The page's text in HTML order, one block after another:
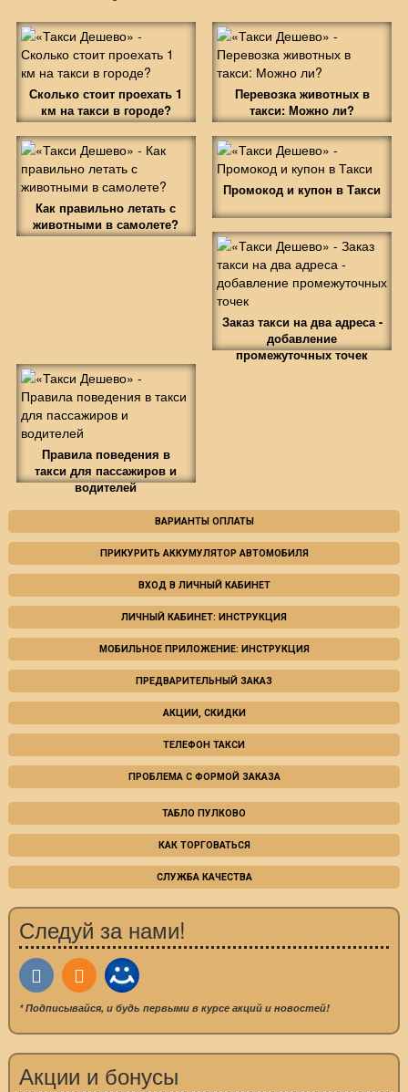
Сколько стоит проехать 1
км на такси в городе?
Перевозка животных в
такси: Можно ли?
Как правильно летать с
животными в самолете?
Промокод и купон в Такси
Заказ такси на два адреса -
добавление
промежуточных точек
Правила поведения в
такси для пассажиров и
водителей
ВАРИАНТЫ ОПЛАТЫ
ПРИКУРИТЬ АККУМУЛЯТОР АВТОМОБИЛЯ
ВХОД В ЛИЧНЫЙ КАБИНЕТ
ЛИЧНЫЙ КАБИНЕТ: ИНСТРУКЦИЯ
МОБИЛЬНОЕ ПРИЛОЖЕНИЕ: ИНСТРУКЦИЯ
ПРЕДВАРИТЕЛЬНЫЙ ЗАКАЗ
АКЦИИ, СКИДКИ
ТЕЛЕФОН ТАКСИ
ПРОБЛЕМА С ФОРМОЙ ЗАКАЗА
ТАБЛО ПУЛКОВО
КАК ТОРГОВАТЬСЯ
СЛУЖБА КАЧЕСТВА
Следуй за нами!
* Подписывайся, и будь первыми в курсе акций и новостей!
Акции и бонусы